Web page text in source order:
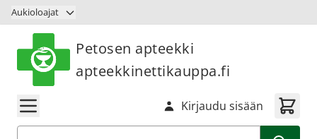
Siirry sisältöön
Aukioloajat
Petosen apteekki
apteekkinettikauppa.fi
Kirjaudu sisään